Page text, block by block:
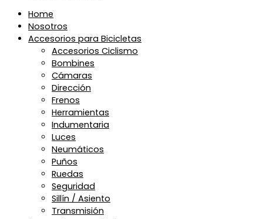
Home
Nosotros
Accesorios para Bicicletas
Accesorios Ciclismo
Bombines
Cámaras
Dirección
Frenos
Herramientas
Indumentaria
Luces
Neumáticos
Puños
Ruedas
Seguridad
Sillín / Asiento
Transmisión